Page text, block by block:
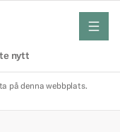
nytt
meny
på denna webbplats.